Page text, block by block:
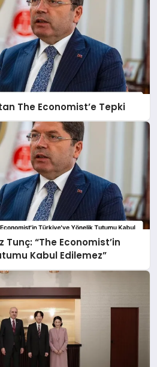
The Economist’e Tepki
Tunç: “The Economist’in
Kabul Edilemez”